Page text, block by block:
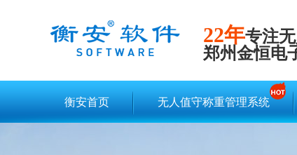
22年专注
郑州金恒电
衡安首页 无人值守称重管理系统